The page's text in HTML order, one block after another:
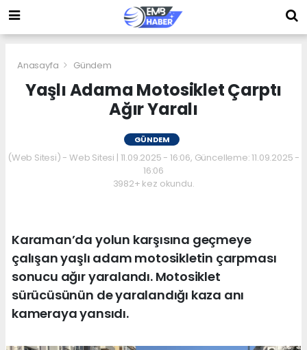
Anasayfa Gündem
Yaşlı Adama Motosiklet Çarptı
Ağır Yaralı
GÜNDEM
(Web Sitesi) - Web Sitesi | 11.09.2025 - 16:06, Güncelleme: 11.09.2025 -
16:06
3982+ kez okundu.
Karaman’da yolun karşısına geçmeye
çalışan yaşlı adam motosikletin çarpması
sonucu ağır yaralandı. Motosiklet
sürücüsünün de yaralandığı kaza anı
kameraya yansıdı.